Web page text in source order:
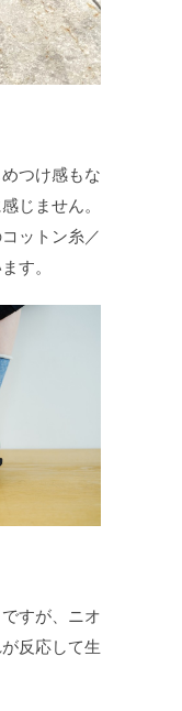
つけ感もな
じません。
ットン糸／
す。
すが、ニオ
反応して生